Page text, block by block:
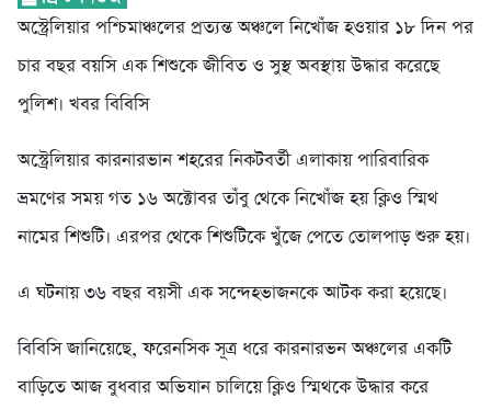
অস্ট্রেলিয়ার পশ্চিমাঞ্চলের প্রত্যন্ত অঞ্চলে নিখোঁজ হওয়ার ১৮ দিন পর
চার বছর বয়সি এক শিশুকে জীবিত ও সুস্থ অবস্থায় উদ্ধার করেছে
পুলিশ। খবর বিবিসি
অস্ট্রেলিয়ার কারনারভান শহরের নিকটবর্তী এলাকায় পারিবারিক
ভ্রমণের সময় গত ১৬ অক্টোবর তাঁবু থেকে নিখোঁজ হয় ক্লিও স্মিথ
নামের শিশুটি। এরপর থেকে শিশুটিকে খুঁজে পেতে তোলপাড় শুরু হয়।
এ ঘটনায় ৩৬ বছর বয়সী এক সন্দেহভাজনকে আটক করা হয়েছে।
বিবিসি জানিয়েছে, ফরেনসিক সূত্র ধরে কারনারভন অঞ্চলের একটি
বাড়িতে আজ বুধবার অভিযান চালিয়ে ক্লিও স্মিথকে উদ্ধার করে